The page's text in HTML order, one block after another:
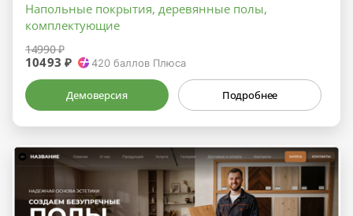
Напольные покрытия, деревянные полы,
комплектующие
14990 ₽
10493 ₽ 420 баллов Плюса
Демоверсия Подробнее